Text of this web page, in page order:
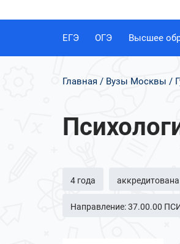
ЕГЭ ОГЭ Высшее
Главная Вузы Москвы
4 года аккредитована
Направление: 37.00.00